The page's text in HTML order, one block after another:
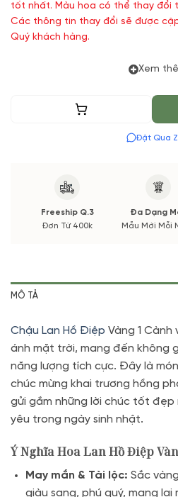
tốt nhất. Màu hoa có thể thay đổi
Các thông tin thay đổi sẽ được
Quý khách hàng.
Xem
Thêm vào giỏ
Đặt Qua
Freeship Q.3
Đơn Từ 400k
Đa Dạng
Mẫu Mới Mỗi
MÔ TẢ
Chậu Lan Hồ Điệp Vàng 1 Cành
ánh mặt trời, mang đến không
năng lượng tích cực. Đây là
chúc mừng khai trương hồng
gửi gắm những lời chúc tốt
yêu trong ngày sinh nhật.
Ý Nghĩa Hoa Lan Hồ Điệp
May mắn & Tài lộc: Sắc
giàu sang, phú quý, mang